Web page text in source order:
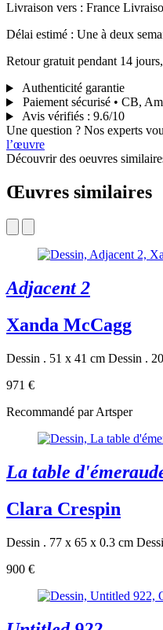
Livraison vers : France
Délai estimé : Une à deux
Retour gratuit pendant 14
Authenticité garantie
Paiement sécurisé • CB,
Avis vérifiés : 9.6/10
Une question ? Nos experts
l’œuvre
Découvrir des oeuvres
Œuvres similaires
Adjacent 2
Xanda McCagg
Dessin . 51 x 41 cm Dessin .
971 €
Recommandé par Artsper
La table
Clara Crespin
Dessin . 77 x 65 x 0.3 cm
900 €